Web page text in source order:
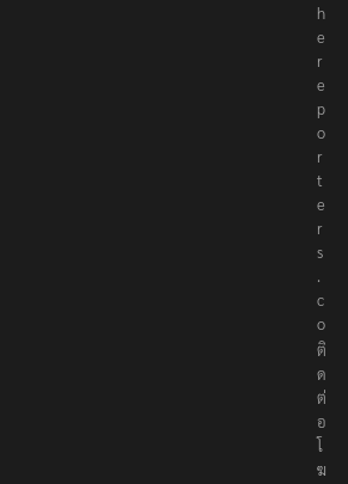
h
e
r
e
p
o
r
t
e
r
s
.
c
o
ติ
ด
ต่
อ
โ
ฆ